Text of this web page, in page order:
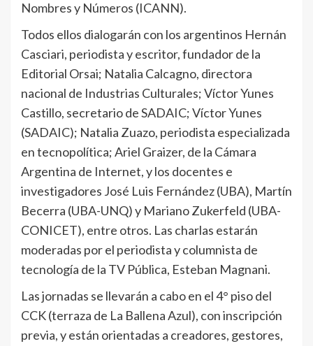
Nombres y Números (ICANN).
Todos ellos dialogarán con los argentinos Hernán
Casciari, periodista y escritor, fundador de la
Editorial Orsai; Natalia Calcagno, directora
nacional de Industrias Culturales; Víctor Yunes
Castillo, secretario de SADAIC; Víctor Yunes
(SADAIC); Natalia Zuazo, periodista especializada
en tecnopolítica; Ariel Graizer, de la Cámara
Argentina de Internet, y los docentes e
investigadores José Luis Fernández (UBA), Martín
Becerra (UBA-UNQ) y Mariano Zukerfeld (UBA-
CONICET), entre otros. Las charlas estarán
moderadas por el periodista y columnista de
tecnología de la TV Pública, Esteban Magnani.
Las jornadas se llevarán a cabo en el 4° piso del
CCK (terraza de La Ballena Azul), con inscripción
previa, y están orientadas a creadores, gestores,